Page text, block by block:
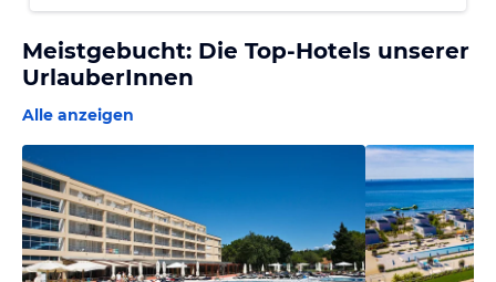
Meistgebucht: Die Top-Hotels unserer
UrlauberInnen
Alle anzeigen